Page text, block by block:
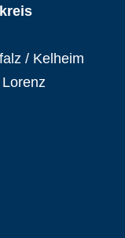
/ Kelheim